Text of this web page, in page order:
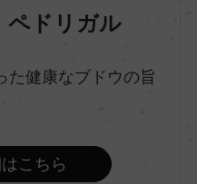
ペドリガル
た健康なブドウの旨
こちら